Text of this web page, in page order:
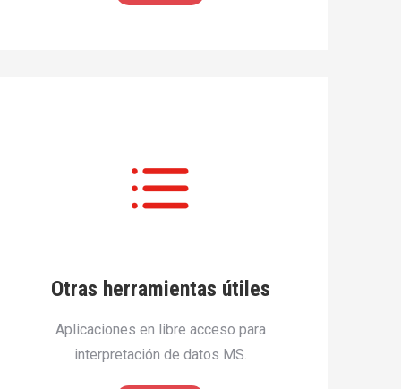
Otras herramientas útiles
Aplicaciones en libre acceso para
interpretación de datos MS.